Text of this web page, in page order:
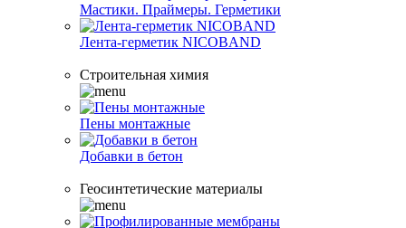
Мастики. Праймеры. Герметики
Лента-герметик NICOBAND
Строительная химия
Пены монтажные
Добавки в бетон
Геосинтетические материалы